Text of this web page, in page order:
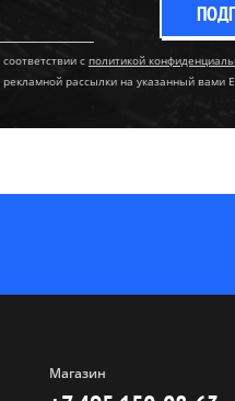
соответствии с политикой
рассылки на указанный вами
Магазин